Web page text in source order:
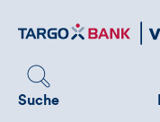
zum
Suche